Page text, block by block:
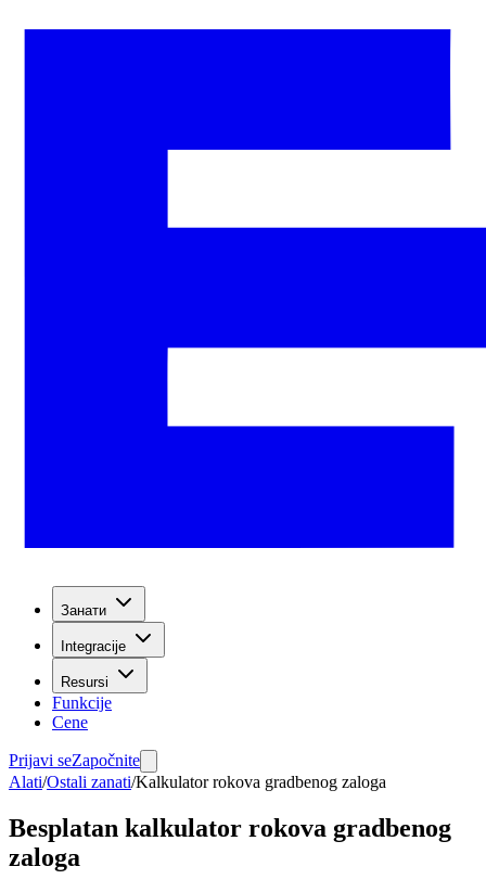
Занати
Integracije
Resursi
Funkcije
Cene
Prijavi seZapočnite
Alati/Ostali zanati/Kalkulator rokova gradbenog zaloga
Besplatan kalkulator rokova gradbenog
zaloga